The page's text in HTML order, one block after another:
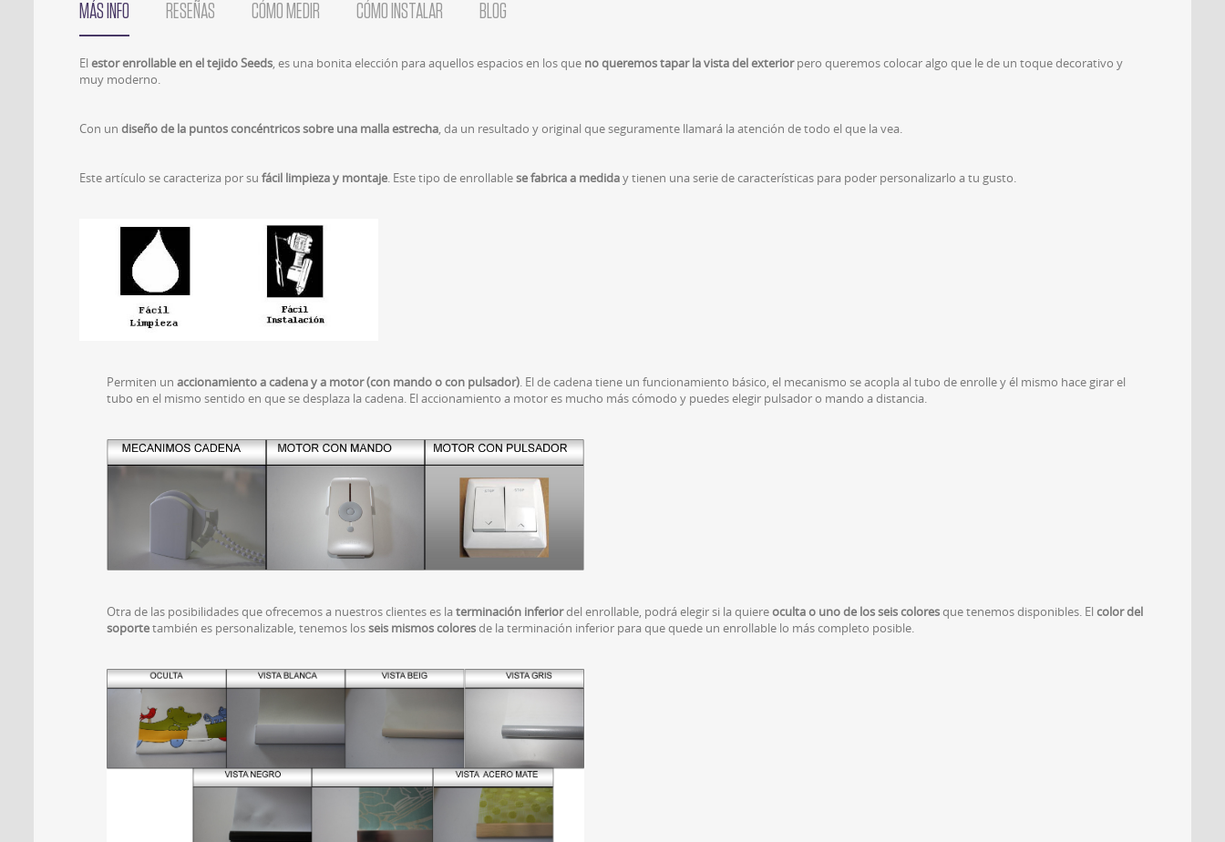
MÁS INFO RESEÑAS CÓMO MEDIR CÓMO INSTALAR BLOG
El estor enrollable en el tejido Seeds, es una bonita elección para aquellos espacios en los que no queremos tapar la vista del exteriorpero queremos colocar algo que le de un toque decorativo y
muy moderno.
Con un diseño de la puntos concéntricos sobre una malla estrecha, da un resultado y original que seguramente llamará la atención de todo el que la vea.
Este artículo se caracteriza por su fácil limpieza y montaje. Este tipo de enrollablese fabrica a mediday tienen una serie de características para poder personalizarlo a tu gusto.
Permiten un accionamientoa cadena y a motor (con mando o con pulsador). El de cadena tiene un funcionamiento básico, el mecanismo se acopla al tubo de enrolle y él mismo hace girar el
tubo en el mismo sentido en que se desplaza la cadena. El accionamiento a motor es mucho más cómodo y puedes elegir pulsador o mando a distancia.
Otra de las posibilidades que ofrecemos a nuestros clientes es la terminación inferiordel enrollable, podrá elegir si la quiereoculta o uno de los seis coloresque tenemos disponibles. El color del
soportetambién es personalizable, tenemos losseis mismos coloresde la terminación inferior para que quede un enrollable lo más completo posible.